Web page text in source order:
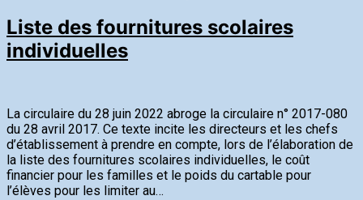
Liste des fournitures scolaires
individuelles
La circulaire du 28 juin 2022 abroge la circulaire n° 2017-080
du 28 avril 2017. Ce texte incite les directeurs et les chefs
d’établissement à prendre en compte, lors de l’élaboration de
la liste des fournitures scolaires individuelles, le coût
financier pour les familles et le poids du cartable pour
l’élèves pour les limiter au…